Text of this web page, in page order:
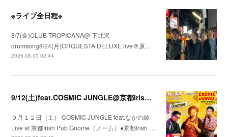
※ライブ全日程※
8/7(金)CLUB TROPICANA@ 下北沢
drumsong8/24(月)ORQUESTA DELUXE live＠原…
2026.08.03 02:44
9/12(土)feat.COSMIC JUNGLE@京都Irish Pub Gnome（ノーム）
９月１２日（土） COSMIC JUNGLE feat.なかの綾
Live at 京都Irish Pub Gnome（ノーム）●京都Irish …